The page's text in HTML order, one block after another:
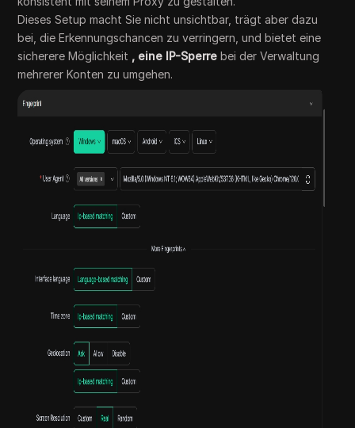
Dieses Setup macht Sie nicht unsichtbar, trägt aber dazu
bei, die Erkennungschancen zu verringern, und bietet eine
sicherere Möglichkeit , eine IP-Sperre bei der Verwaltung
mehrerer Konten zu umgehen.